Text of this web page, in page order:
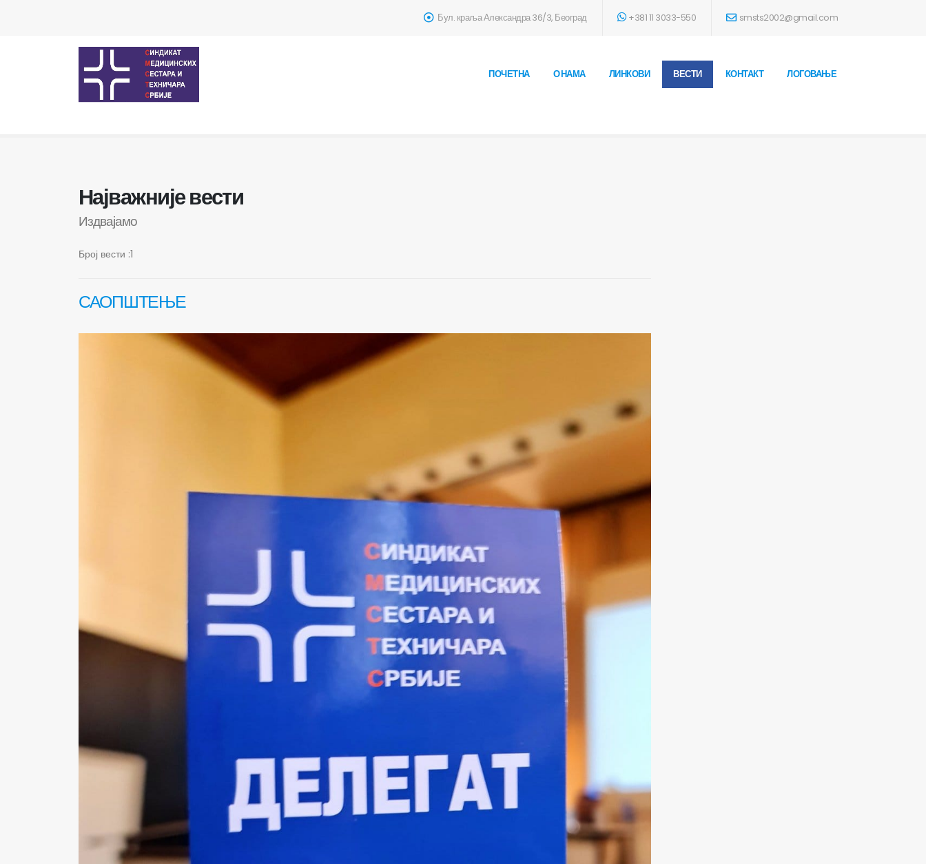
Бул. краља Александра 36/3, Београд +381 11 3033-550 smsts2002@gmail.com
ПОЧЕТНА О НАМА ЛИНКОВИ ВЕСТИ КОНТАКТ ЛОГОВАЊЕ
Најважније вести
Издвајамо
Број вести :1
САОПШТЕЊЕ